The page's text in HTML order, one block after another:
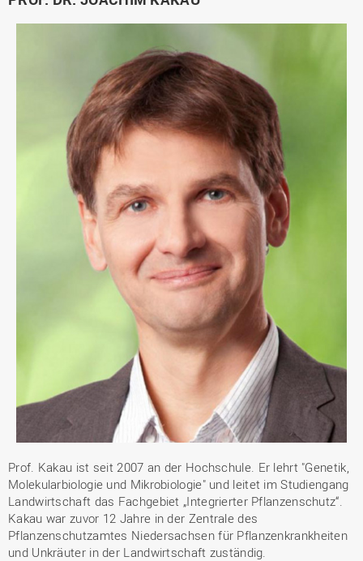
Prof. Kakau ist seit 2007 an der Hochschule. Er lehrt "Genetik,
Molekularbiologie und Mikrobiologie" und leitet im Studiengang
Landwirtschaft das Fachgebiet „Integrierter Pflanzenschutz“.
Kakau war zuvor 12 Jahre in der Zentrale des
Pflanzenschutzamtes Niedersachsen für Pflanzenkrankheiten
und Unkräuter in der Landwirtschaft zuständig.